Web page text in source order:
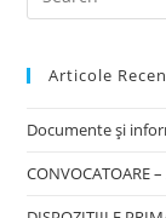
Articole
Documente și
CONVOCATOARE